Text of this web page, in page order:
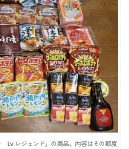
Lv.レジェンド」の商品。内容はその都度